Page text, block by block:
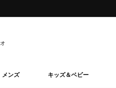
メンズ キッズ＆ベビー